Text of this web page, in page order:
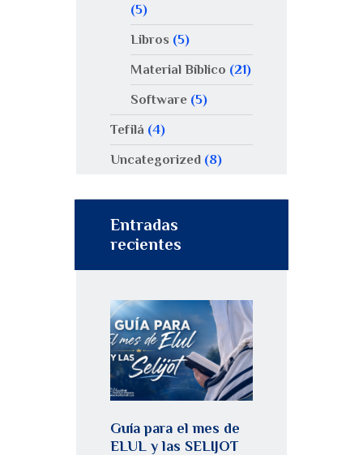
(5)
Libros (5)
Material Bíblico (21)
Software(5)
Tefilá (4)
Uncategorized (8)
Entradas
recientes
Guía para el mes de
ELUL y las SELIJOT